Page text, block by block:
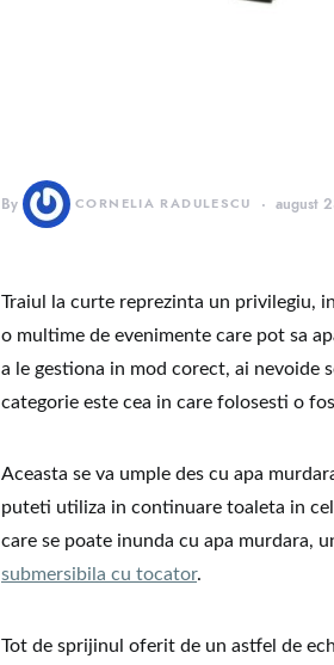
By CORNELIA RADULESCU august
Traiul la curte reprezinta un privilegiu,
o multime de evenimente care pot sa
a le gestiona in mod corect, ai nevoide
categorie este cea in care folosesti o
Aceasta se va umple des cu apa
puteti utiliza in continuare toaleta in
care se poate inunda cu apa murdara,
submersibila cu tocator.
Tot de sprijinul oferit de un astfel de